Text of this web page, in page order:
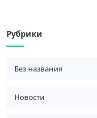
Рубрики
Без названия
Новости